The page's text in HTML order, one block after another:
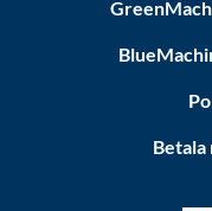
Betala